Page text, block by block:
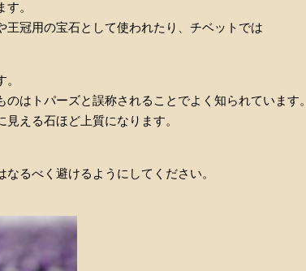
。
冠用の宝石として使われたり、チベットでは
はトパーズと誤称されることでよく知られています。
える石ほど上質になります。
るべく避けるようにしてください。